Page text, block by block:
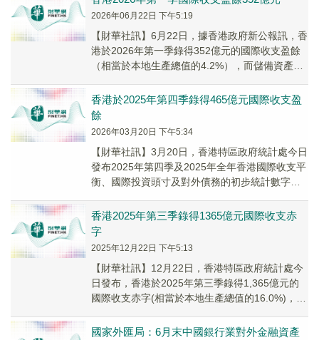
2026年06月22日 下午5:19
【財華社訊】6月22日，據香港政府新公報訊，香
港於2026年第一季錄得352億元的國際收支盈餘
（相當於本地生產總值的4.2%），而儲備資產相
香港於2025年第四季錄得465億元國際收支盈
餘
2026年03月20日 下午5:34
【財華社訊】3月20日，香港特區政府統計處今日
發布2025年第四季及2025年全年香港國際收支平
衡、國際投資頭寸及對外債務的初步統計數字。
香港2025年第三季錄得1365億元國際收支赤
字
2025年12月22日 下午5:13
【財華社訊】12月22日，香港特區政府統計處今
日發布，香港於2025年第三季錄得1,365億元的
國際收支赤字(相當於本地生產總值的16.0%)，而
國家外匯局：6月末中國銀行業對外金融資產